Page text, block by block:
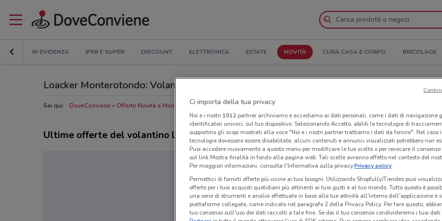
IN EVIDENZA IPER E SUPER DISCOUNT ELETTRONICA ESTATE NOVITÀ CURA CASA E CORPO BRICOLAGE
Loacker Monterotondo: Volantino, Orari di apertura e Indirizzi
Sei qui: DoveConviene Offerte Novità a Monterotondo Negozi Loacker a Monterotondo
Ultime offerte del volantino Loacker
Ci importa della tua privacy
Noi e i nostri 1012partner archiviamo e accediamo ai dati personali, come i dati di navigazione
identificatori univoci, sul tuo dispositivo. Selezionando Accetto, abiliti le tecnologie di
supportino gli scopi mostrati alla voce "Noi e i nostri partner trattiamo i dati da fornire". Nel caso
tecnologie dovessero essere disabilitate, alcuni contenuti e annunci visualizzati potrebbero non
Puoi accedere nuovamente a questo menu per modificare le tue scelte o per revocare il
sul link Mostra finalità in fondo alla pagina web. Tali scelte avranno effetto nel contesto del
Per maggiori informazioni, consulta l'Informativa sulla privacy.Privacy policy
Permettici di fornirti offerte più vicine ai tuoi bisogni: Utilizzando Shopfully/Tiendeo puoi
offerte per i tuoi acquisti quotidiani più attinenti ai tuoi gusti e al tuo mondo. Tutto questo è
una serie di strumenti e analisi effettuate in base alle tue attività all'interno dell'applicazione e
piattaforme collegate, come indicato nel paragrafo 2 della Privacy Policy. Per fare questo,
tuo consenso sull'uso dei dati raccolti a tale fine. Se dai il tuo consenso condivideremo i tuoi dati